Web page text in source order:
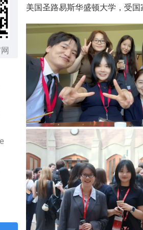
美国圣路易斯华盛顿大学，受